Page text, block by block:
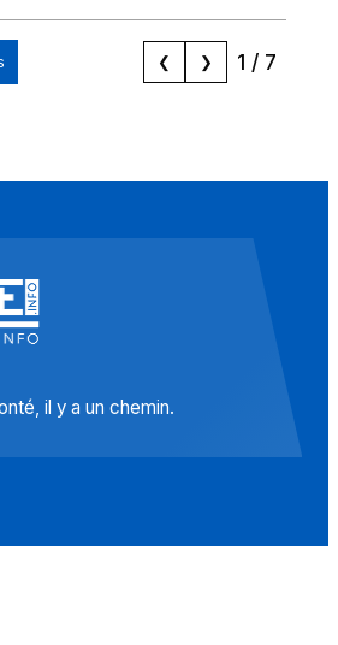
"musulmans"»
❮ ❯ 1 / 7
il y a un chemin.